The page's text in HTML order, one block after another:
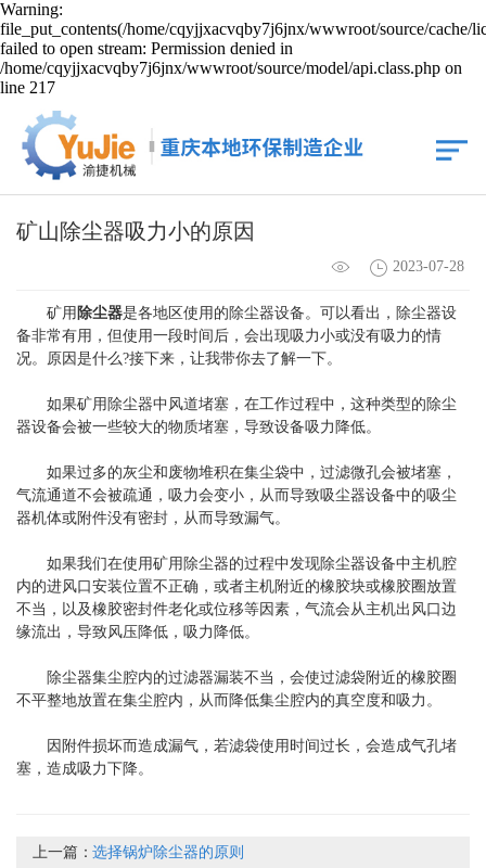
Warning:
file_put_contents(/home/cqyjjxacvqby7j6jnx/wwwroot/source/cache/
failed to open stream: Permission denied in
/home/cqyjjxacvqby7j6jnx/wwwroot/source/model/api.class.php on
line 217
矿山除尘器吸力小的原因
2023-07-28
矿用 除尘器是各地区使用的除尘器设备。可以看出，除尘器设
备非常有用，但使用一段时间后，会出现吸力小或没有吸力的情
况。原因是什么?接下来，让我带你去了解一下。
如果矿用除尘器中风道堵塞，在工作过程中，这种类型的除尘
器设备会被一些较大的物质堵塞，导致设备吸力降低。
如果过多的灰尘和废物堆积在集尘袋中，过滤微孔会被堵塞，
气流通道不会被疏通，吸力会变小，从而导致吸尘器设备中的吸尘
器机体或附件没有密封，从而导致漏气。
如果我们在使用矿用除尘器的过程中发现除尘器设备中主机腔
内的进风口安装位置不正确，或者主机附近的橡胶块或橡胶圈放置
不当，以及橡胶密封件老化或位移等因素，气流会从主机出风口边
缘流出，导致风压降低，吸力降低。
除尘器集尘腔内的过滤器漏装不当，会使过滤袋附近的橡胶圈
不平整地放置在集尘腔内，从而降低集尘腔内的真空度和吸力。
因附件损坏而造成漏气，若滤袋使用时间过长，会造成气孔堵
塞，造成吸力下降。
上一篇：选择锅炉除尘器的原则